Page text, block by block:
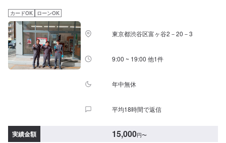
カードOK ローンOK
東京都渋谷区富ヶ谷2－20－3
9:00 ~ 19:00 他1件
年中無休
平均18時間で返信
実績金額 15,000円〜